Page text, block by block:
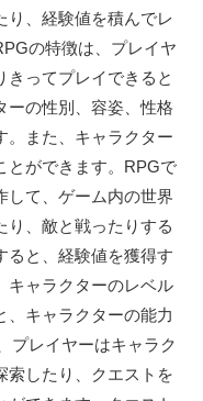
り、経験値を積んでレ
の特徴は、プレイヤ
きってプレイできると
ーの性別、容姿、性格
。また、キャラクター
とができます。RPGで
して、ゲーム内の世界
り、敵と戦ったりする
ると、経験値を獲得す
キャラクターのレベル
、キャラクターの能力
プレイヤーはキャラク
索したり、クエストを